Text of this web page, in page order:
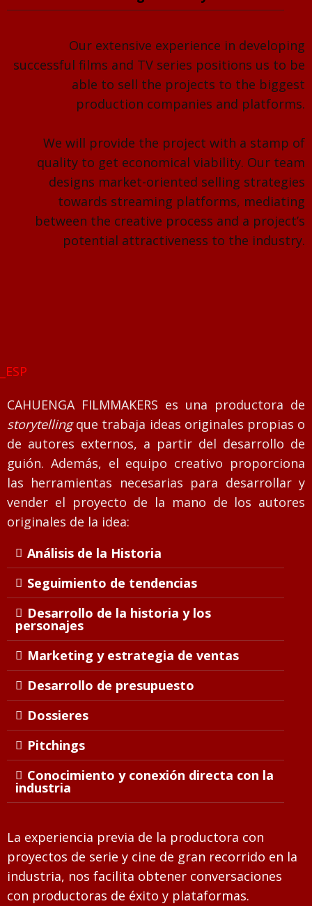
Our extensive experience in developing
successful films and TV series positions us to be
able to sell the projects to the biggest
production companies and platforms.
We will provide the project with a stamp of
quality to get economical viability. Our team
designs market-oriented selling strategies
towards streaming platforms, mediating
between the creative process and a project’s
potential attractiveness to the industry.
CAHUENGA FILMMAKERS es una productora de
storytellingque trabaja ideas originales propias o
de autores externos, a partir del desarrollo de
guión. Además, el equipo creativo proporciona
las herramientas necesarias para desarrollar y
vender el proyecto de la mano de los autores
originales de la idea:
Análisis de la Historia
Seguimiento de tendencias
Desarrollo de la historia y los
personajes
Marketing y estrategia de ventas
Desarrollo de presupuesto
Dossieres
Pitchings
Conocimiento y conexión directa con la
industria
La experiencia previa de la productora con
proyectos de serie y cine de gran recorrido en la
industria, nos facilita obtener conversaciones
con productoras de éxito y plataformas.